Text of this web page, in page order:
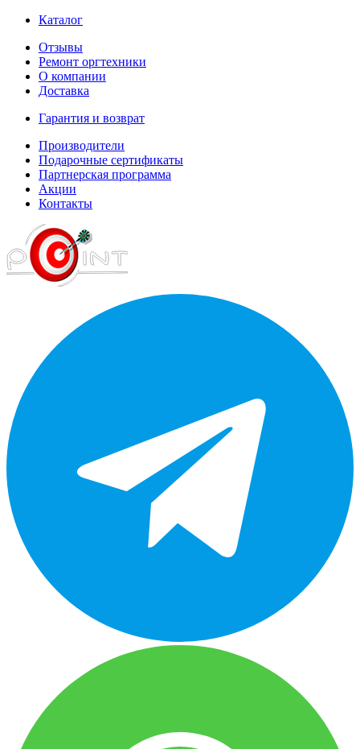
Каталог
Отзывы
Ремонт оргтехники
О компании
Доставка
Гарантия и возврат
Производители
Подарочные сертификаты
Партнерская программа
Акции
Контакты